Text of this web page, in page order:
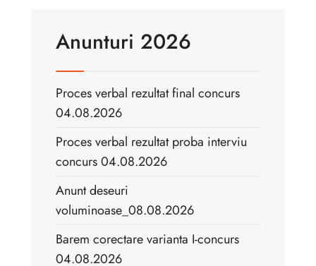
Anunturi 2026
Proces verbal rezultat final concurs
04.08.2026
Proces verbal rezultat proba interviu
concurs 04.08.2026
Anunt deseuri
voluminoase_08.08.2026
Barem corectare varianta I-concurs
04.08.2026